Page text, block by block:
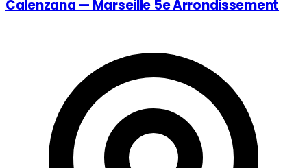
Calenzana — Marseille 5e Arrondissement